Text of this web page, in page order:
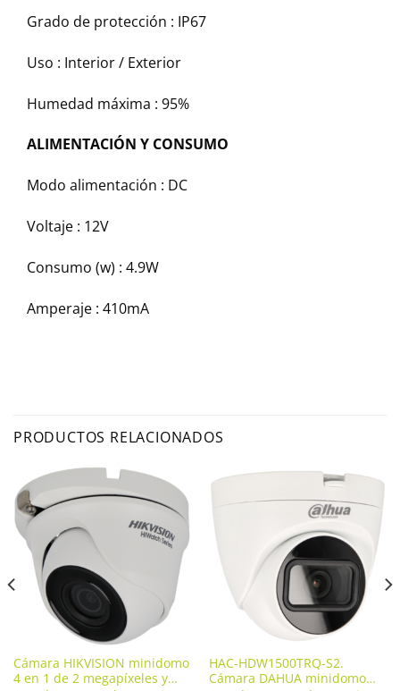
Grado de protección : IP67
Uso : Interior / Exterior
Humedad máxima : 95%
ALIMENTACIÓN Y CONSUMO
Modo alimentación : DC
Voltaje : 12V
Consumo (w) : 4.9W
Amperaje : 410mA
PRODUCTOS RELACIONADOS
Cámara HIKVISION minidomo
4 en 1 de 2 megapíxeles y
HAC-HDW1500TRQ-S2.
Cámara DAHUA minidomo